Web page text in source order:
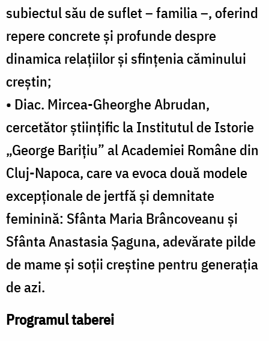
subiectul său de suflet – familia –, oferind
repere concrete și profunde despre
dinamica relațiilor și sfințenia căminului
creștin;
• Diac. Mircea-Gheorghe Abrudan,
cercetător științific la Institutul de Istorie
„George Barițiu” al Academiei Române din
Cluj-Napoca, care va evoca două modele
excepționale de jertfă și demnitate
feminină: Sfânta Maria Brâncoveanu și
Sfânta Anastasia Șaguna, adevărate pilde
de mame și soții creștine pentru generația
de azi.
Programul taberei